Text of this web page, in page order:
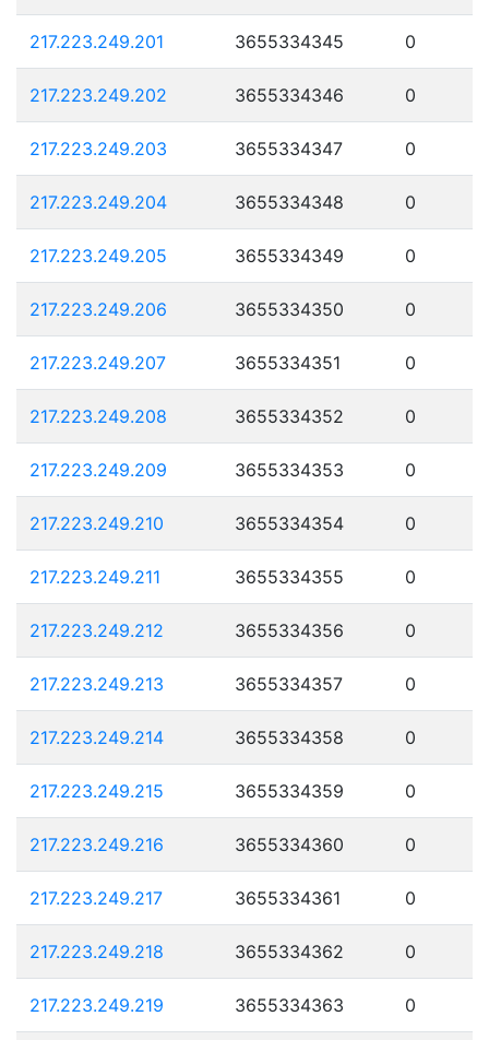
217.223.249.201 3655334345 0
217.223.249.202 3655334346 0
217.223.249.203 3655334347 0
217.223.249.204 3655334348 0
217.223.249.205 3655334349 0
217.223.249.206 3655334350 0
217.223.249.207 3655334351 0
217.223.249.208 3655334352 0
217.223.249.209 3655334353 0
217.223.249.210 3655334354 0
217.223.249.211 3655334355 0
217.223.249.212 3655334356 0
217.223.249.213 3655334357 0
217.223.249.214 3655334358 0
217.223.249.215 3655334359 0
217.223.249.216 3655334360 0
217.223.249.217 3655334361 0
217.223.249.218 3655334362 0
217.223.249.219 3655334363 0